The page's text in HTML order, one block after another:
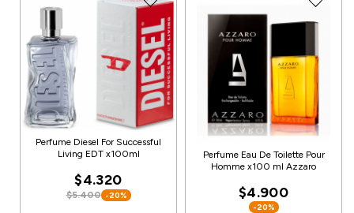
Perfume Diesel For Successful
Living EDT x100ml
$4.320
$5.400 -20%
Perfume Eau De Toilette Pour
Homme x100 ml Azzaro
$4.900
-20%